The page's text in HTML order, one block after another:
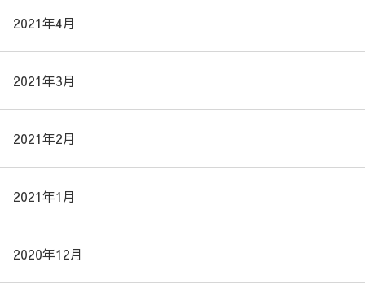
2021年4月
2021年3月
2021年2月
2021年1月
2020年12月